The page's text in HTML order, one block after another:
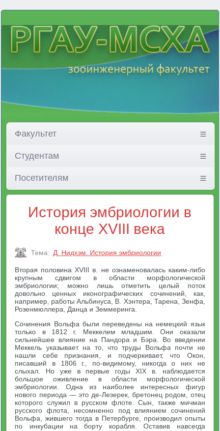
Факультет
Студентам
Посетителям
История эмбриологии в
конце XVIII века
Тема: Д. Нидхэм. История эмбриологии
Вторая половина XVIII в. не ознаменовалась каким-либо
крупным сдвигом в области морфологической
эмбриологии; можно лишь отметить целый поток
довольно ценных иконографических сочинений, как,
например, работы Альбинуса, В. Хэнтера, Тарена, Зенфа,
Розенмюллера, Данца и Земмеринга.
Сочинения Вольфа были переведены на немецкий язык
только в 1812 г. Меккелем младшим. Они оказали
сильнейшее влияние на Пандора и Бэра. Во введении
Меккель указывает на то, что труды Вольфа почти не
нашли себе признания, и подчеркивает, что Окон,
писавший в 1806 г., по-видимому, никогда о них не
слыхал. Но уже в первые годы XIX в. наблюдается
большое оживление в области морфологической
эмбриологии. Одна из наиболее интересных фигур
нового периода — это де-Лезерек, бретонец родом, отец
которого служил в русском флоте. Сын, также мичман
русского флота, несомненно под влиянием сочинений
Вольфа, жившего тогда в Петербурге, производил опыты
по инкубации на борту корабля. Оставив навсегда